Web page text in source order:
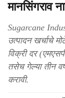
मानसिंगराव
Sugarcane
उत्पादन खर्चाचे
विक्री दर
तसेच गेल्या तीन
करावी.